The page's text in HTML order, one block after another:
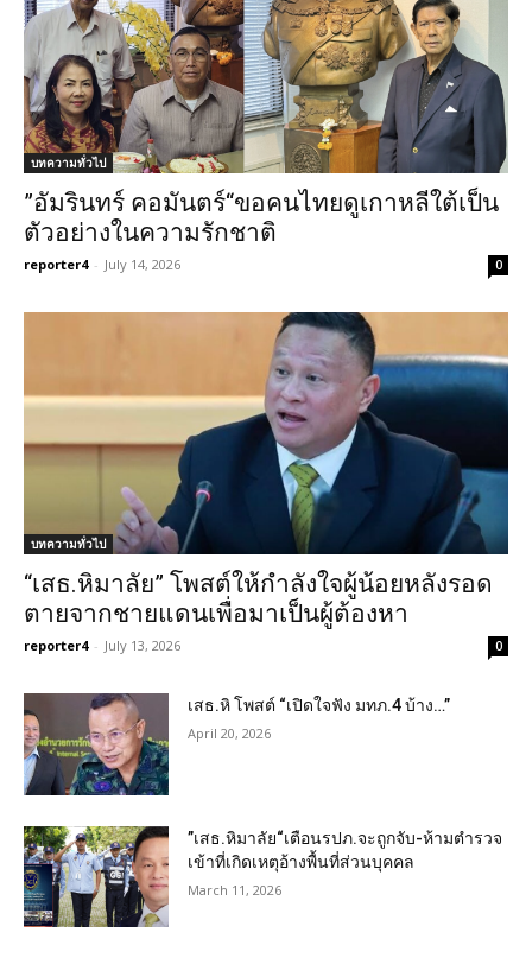
บทความทั่วไป
”อัมรินทร์ คอมันตร์“ขอคนไทยดูเกาหลีใต้เป็น
ตัวอย่างในความรักชาติ
reporter4 - July 14, 2026 0
บทความทั่วไป
“เสธ.หิมาลัย” โพสต์ให้กำลังใจผู้น้อยหลังรอด
ตายจากชายแดนเพื่อมาเป็นผู้ต้องหา
reporter4 - July 13, 2026 0
เสธ.หิ โพสต์ “เปิดใจฟัง มทภ.4 บ้าง…”
April 20, 2026
”เสธ.หิมาลัย“เตือนรปภ.จะถูกจับ-ห้ามตำรวจ
เข้าที่เกิดเหตุอ้างพื้นที่ส่วนบุคคล
March 11, 2026